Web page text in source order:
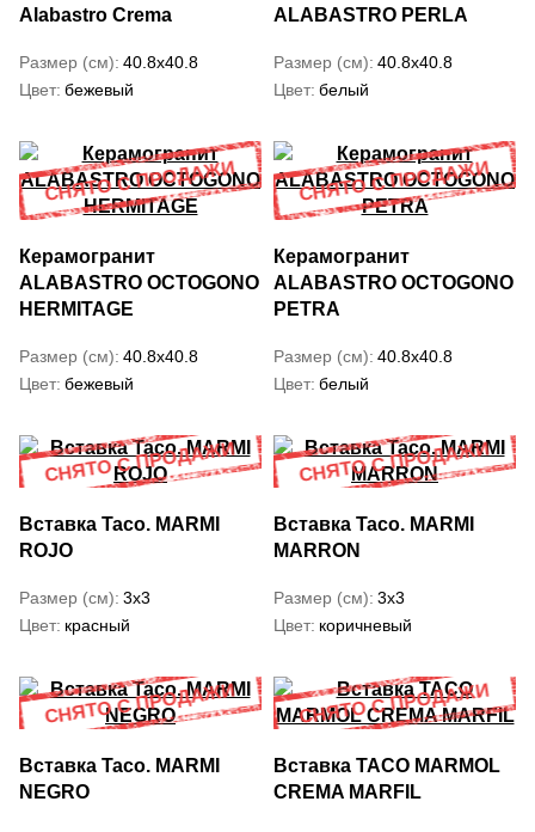
Alabastro Crema
Размер (см) 40.8x40.8
Цвет бежевый
ALABASTRO PERLA
Размер (см) 40.8x40.8
Цвет белый
Керамогранит
ALABASTRO OCTOGONO
HERMITAGE
Размер (см) 40.8x40.8
Цвет бежевый
Керамогранит
ALABASTRO OCTOGONO
PETRA
Размер (см) 40.8x40.8
Цвет белый
Вставка Taco. MARMI
ROJO
Размер (см) 3x3
Цвет красный
Вставка Taco. MARMI
MARRON
Размер (см) 3x3
Цвет коричневый
Вставка Taco. MARMI
NEGRO
Вставка TACO MARMOL
CREMA MARFIL